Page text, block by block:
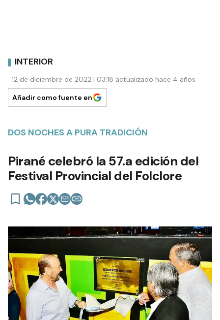
INTERIOR
12 de diciembre de 2022 | 03:18 actualizado hace 4 años
Añadir como fuente en
DOS NOCHES A PURA TRADICIÓN
Pirané celebró la 57.a edición del
Festival Provincial del Folclore